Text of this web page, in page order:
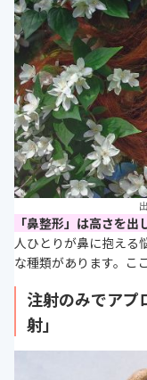
「鼻整形」は高さを出
人ひとりが鼻に抱える
な種類があります。こ
注射のみでアプ
射」